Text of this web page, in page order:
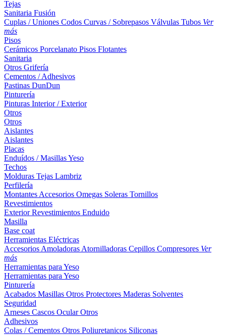
Tejas
Sanitaria Fusión
Cuplas / Uniones Codos Curvas / Sobrepasos Válvulas Tubos Ver
más
Pisos
Cerámicos Porcelanato Pisos Flotantes
Sanitaria
Otros Grifería
Cementos / Adhesivos
Pastinas DunDun
Pinturería
Pinturas Interior / Exterior
Otros
Otros
Aislantes
Aislantes
Placas
Enduídos / MasillasYeso
Techos
Molduras Tejas Lambriz
Perfilería
Montantes Accesorios Omegas Soleras Tornillos
Revestimientos
ExteriorRevestimientos Enduido
Masilla
Base coat
Herramientas Eléctricas
Accesorios Amoladoras Atornilladoras Cepillos Compresores Ver
más
Herramientas para Yeso
Herramientas para Yeso
Pinturería
Acabados Masillas Otros Protectores Maderas Solventes
Seguridad
Arneses Cascos OcularOtros
Adhesivos
Colas / Cementos Otros Poliuretanicos Siliconas